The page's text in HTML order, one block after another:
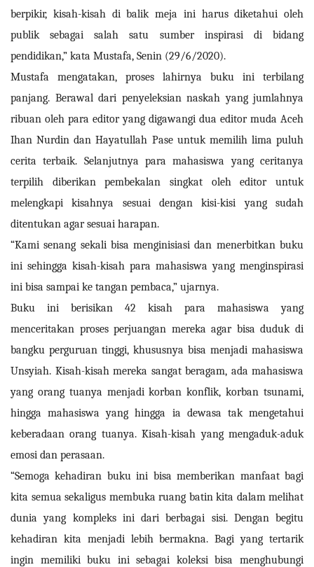
berpikir, kisah-kisah di balik meja ini harus diketahui oleh
publik sebagai salah satu sumber inspirasi di bidang
pendidikan,” kata Mustafa, Senin (29/6/2020).
Mustafa mengatakan, proses lahirnya buku ini terbilang
panjang. Berawal dari penyeleksian naskah yang jumlahnya
ribuan oleh para editor yang digawangi dua editor muda Aceh
Ihan Nurdin dan Hayatullah Pase untuk memilih lima puluh
cerita terbaik. Selanjutnya para mahasiswa yang ceritanya
terpilih diberikan pembekalan singkat oleh editor untuk
melengkapi kisahnya sesuai dengan kisi-kisi yang sudah
ditentukan agar sesuai harapan.
“Kami senang sekali bisa menginisiasi dan menerbitkan buku
ini sehingga kisah-kisah para mahasiswa yang menginspirasi
ini bisa sampai ke tangan pembaca,” ujarnya.
Buku ini berisikan 42 kisah para mahasiswa yang
menceritakan proses perjuangan mereka agar bisa duduk di
bangku perguruan tinggi, khususnya bisa menjadi mahasiswa
Unsyiah. Kisah-kisah mereka sangat beragam, ada mahasiswa
yang orang tuanya menjadi korban konflik, korban tsunami,
hingga mahasiswa yang hingga ia dewasa tak mengetahui
keberadaan orang tuanya. Kisah-kisah yang mengaduk-aduk
emosi dan perasaan.
“Semoga kehadiran buku ini bisa memberikan manfaat bagi
kita semua sekaligus membuka ruang batin kita dalam melihat
dunia yang kompleks ini dari berbagai sisi. Dengan begitu
kehadiran kita menjadi lebih bermakna. Bagi yang tertarik
ingin memiliki buku ini sebagai koleksi bisa menghubungi